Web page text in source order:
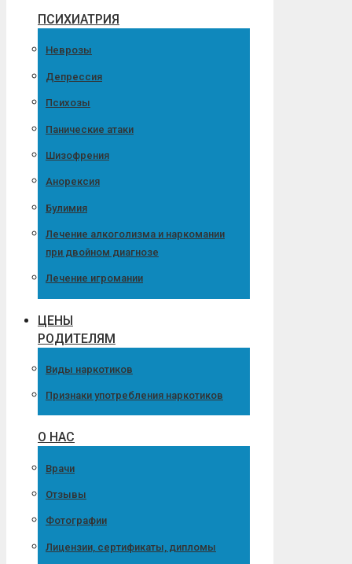
ПСИХИАТРИЯ
Неврозы
Депрессия
Психозы
Панические атаки
Шизофрения
Анорексия
Булимия
Лечение алкоголизма и наркомании
при двойном диагнозе
Лечение игромании
ЦЕНЫ
РОДИТЕЛЯМ
Виды наркотиков
Признаки употребления наркотиков
О НАС
Врачи
Отзывы
Фотографии
Лицензии, сертификаты, дипломы